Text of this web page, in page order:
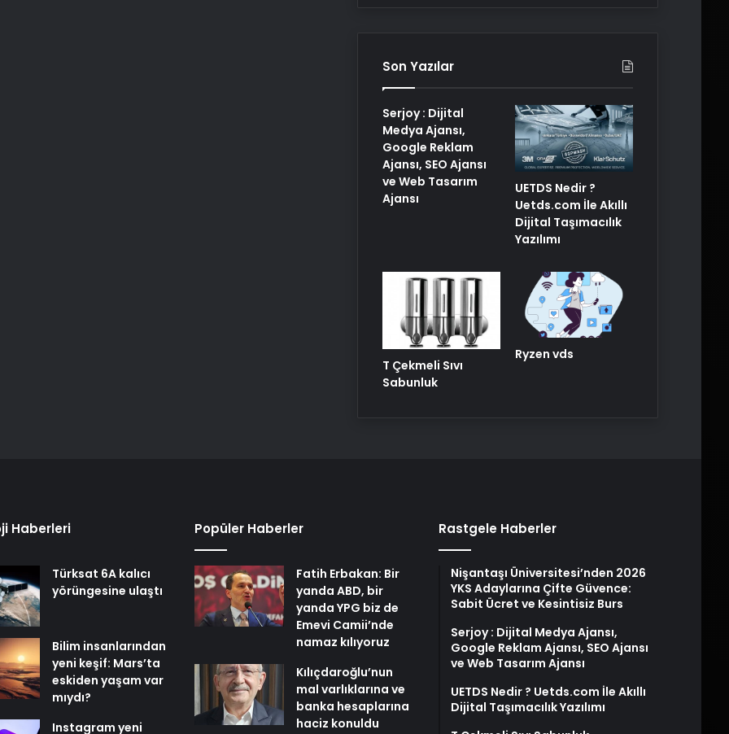
Son Yazılar
Serjoy : Dijital
Medya Ajansı,
Google Reklam
Ajansı, SEO Ajansı
ve Web Tasarım
Ajansı
UETDS Nedir ?
Uetds.com İle Akıllı
Dijital Taşımacılık
Yazılımı
T Çekmeli Sıvı
Sabunluk
Ryzen vds
Haberleri
Türksat 6A kalıcı
yörüngesine ulaştı
Bilim insanlarından
yeni keşif: Mars’ta
eskiden yaşam var
mıydı?
Instagram yeni
Popüler Haberler
Fatih Erbakan: Bir
yanda ABD, bir
yanda YPG biz de
Emevi Camii’nde
namaz kılıyoruz
Kılıçdaroğlu’nun
mal varlıklarına ve
banka hesaplarına
haciz konuldu
Rastgele Haberler
Nişantaşı Üniversitesi’nden 2026
YKS Adaylarına Çifte Güvence:
Sabit Ücret ve Kesintisiz Burs
Serjoy : Dijital Medya Ajansı,
Google Reklam Ajansı, SEO Ajansı
ve Web Tasarım Ajansı
UETDS Nedir ? Uetds.com İle Akıllı
Dijital Taşımacılık Yazılımı